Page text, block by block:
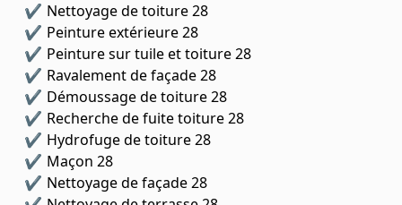
Nettoyage de toiture 28
Peinture extérieure 28
Peinture sur tuile et toiture 28
Ravalement de façade 28
Démoussage de toiture 28
Recherche de fuite toiture 28
Hydrofuge de toiture 28
Maçon 28
Nettoyage de façade 28